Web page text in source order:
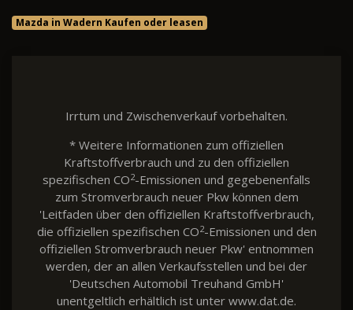
Mazda in Wadern Kaufen oder leasen
Irrtum und Zwischenverkauf vorbehalten.
* Weitere Informationen zum offiziellen
Kraftstoffverbrauch und zu den offiziellen
spezifischen CO2-Emissionen und gegebenenfalls
zum Stromverbrauch neuer Pkw können dem
'Leitfaden über den offiziellen Kraftstoffverbrauch,
die offiziellen spezifischen CO2-Emissionen und den
offiziellen Stromverbrauch neuer Pkw' entnommen
werden, der an allen Verkaufsstellen und bei der
'Deutschen Automobil Treuhand GmbH'
unentgeltlich erhältlich ist unter www.dat.de.